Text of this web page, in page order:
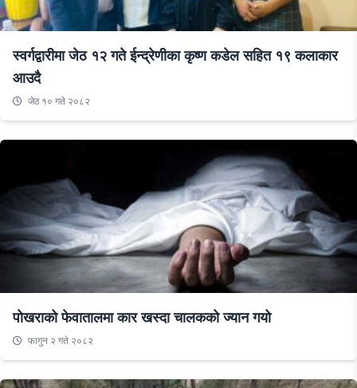
स्वर्गद्वारीमा जेठ १२ गते ईन्द्रेणीका कृष्ण कडेल सहित १९ कलाकार
आउदै
जेठ १० गते २०८२
पोखराको फेवातालमा कार खस्दा चालकको ज्यान गयो
फागुन २ गते २०८२